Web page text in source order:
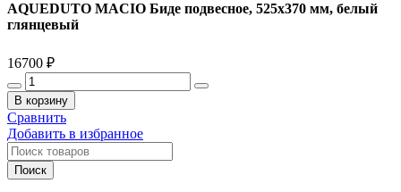
AQUEDUTO MACIO Биде подвесное, 525х370 мм, белый
глянцевый
16700 ₽
Количество
товара
AQUEDUTO
MACIO
Биде
подвесное,
525х370
В корзину
Сравнить
Добавить в избранное
Поиск